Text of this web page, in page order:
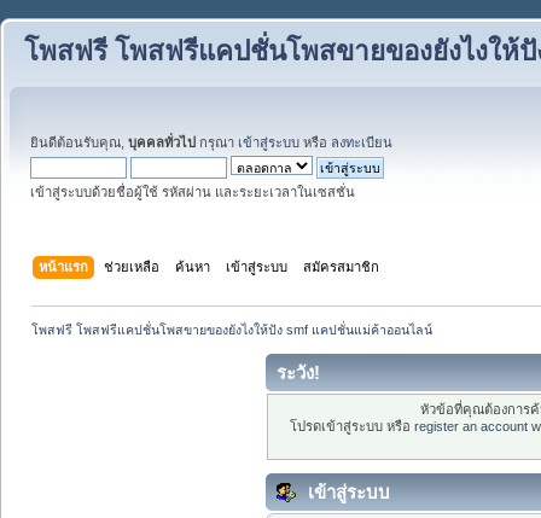
โพสฟรี โพสฟรีแคปชั่นโพสขายของยังไงให้
ยินดีต้อนรับคุณ, บุคคลทั่วไป กรุณา เข้าสู่ระบบ หรือ ลงทะเบียน
เข้าสู่ระบบด้วยชื่อผู้ใช้ รหัสผ่าน และระยะเวลาในเซสชั่น
หน้าแรก ช่วยเหลือ ค้นหา เข้าสู่ระบบ สมัครสมาชิก
โพสฟรี โพสฟรีแคปชั่นโพสขายของยังไงให้ปัง smf แคปชั่นแม่ค้าออนไลน์
ระวัง!
หัวข้อที่คุณต้องการ
โปรดเข้าสู่ระบบ หรือ register an account
เข้าสู่ระบบ